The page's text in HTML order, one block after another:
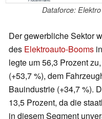
Dataforce:
Der gewerbliche Sektor
des Elektroauto-Booms
legte um 56,3 Prozent
(+53,7 %), dem
Bauindustrie (+34,7 %).
13,5 Prozent, da die
in diesem Segment